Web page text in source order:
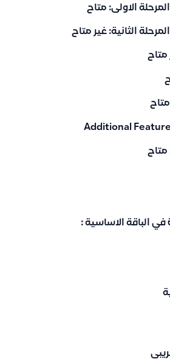
الاولى: متاح
الثانية: غير متاح
متاح
في الباقة الاساسية :